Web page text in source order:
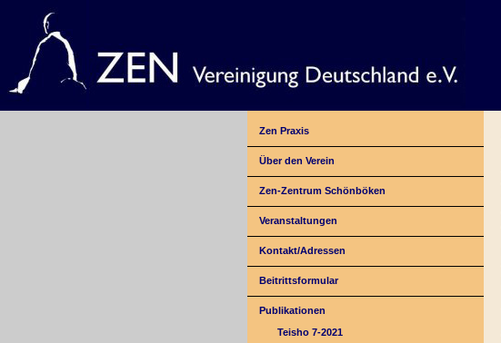
Zen Praxis
Über den Verein
Zen-Zentrum Schönböken
Veranstaltungen
Kontakt/Adressen
Beitrittsformular
Publikationen
Teisho 7-2021